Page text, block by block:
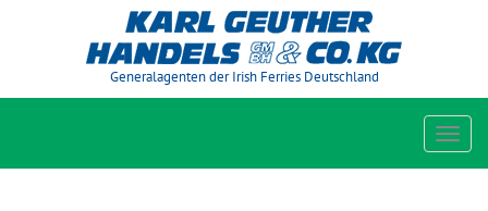
Generalagenten der Irish Ferries Deutschland